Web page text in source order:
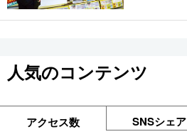
人気のコンテンツ
アクセス数 SNSシェア